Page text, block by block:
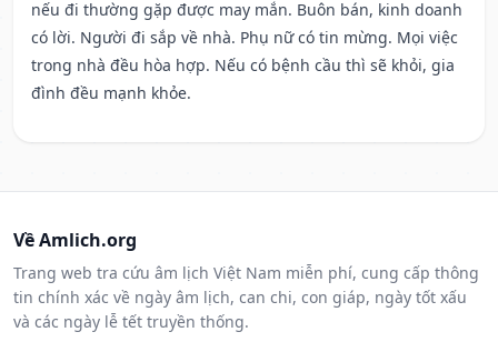
nếu đi thường gặp được may mắn. Buôn bán, kinh doanh
có lời. Người đi sắp về nhà. Phụ nữ có tin mừng. Mọi việc
trong nhà đều hòa hợp. Nếu có bệnh cầu thì sẽ khỏi, gia
đình đều mạnh khỏe.
Về Amlich.org
Trang web tra cứu âm lịch Việt Nam miễn phí, cung cấp thông
tin chính xác về ngày âm lịch, can chi, con giáp, ngày tốt xấu
và các ngày lễ tết truyền thống.